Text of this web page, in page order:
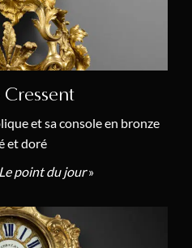
et sa console en bronze
et doré
Le point du jour»